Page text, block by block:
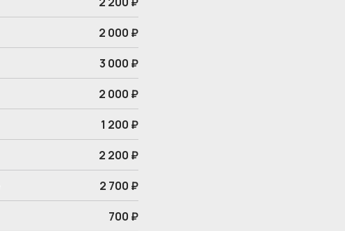
2 000 ₽
3 000 ₽
2 000 ₽
1 200 ₽
2 200 ₽
2 700 ₽
700 ₽